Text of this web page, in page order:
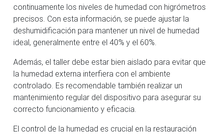
continuamente los niveles de humedad con higrómetros
precisos. Con esta información, se puede ajustar la
deshumidificación para mantener un nivel de humedad
ideal, generalmente entre el 40% y el 60%.
Además, el taller debe estar bien aislado para evitar que
la humedad externa interfiera con el ambiente
controlado. Es recomendable también realizar un
mantenimiento regular del dispositivo para asegurar su
correcto funcionamiento y eficacia.
El control de la humedad es crucial en la restauración